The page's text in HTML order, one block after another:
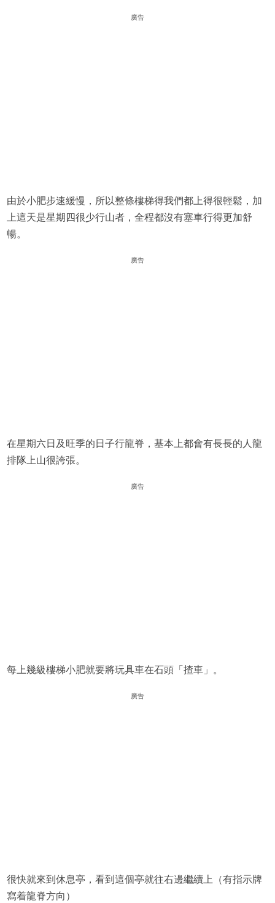
廣告
由於小肥步速緩慢，所以整條樓梯得我們都上得很輕鬆，加
上這天是星期四很少行山者，全程都沒有塞車行得更加舒
暢。
廣告
在星期六日及旺季的日子行龍脊，基本上都會有長長的人龍
排隊上山很誇張。
廣告
每上幾級樓梯小肥就要將玩具車在石頭「揸車」。
廣告
很快就來到休息亭，看到這個亭就往右邊繼續上（有指示牌
寫着龍脊方向）